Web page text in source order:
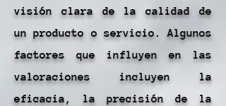
visión clara de la calidad de
un producto o servicio. Algunos
factores que influyen en las
valoraciones incluyen la
eficacia, la precisión de la